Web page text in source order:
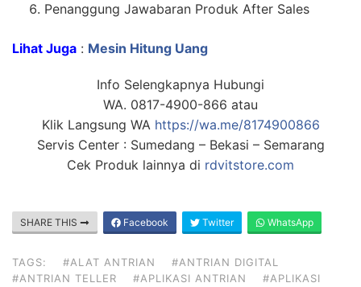
Penanggung Jawabaran Produk After Sales
Lihat Juga : Mesin Hitung Uang
Info Selengkapnya Hubungi
WA. 0817-4900-866 atau
Klik Langsung WA https://wa.me/8174900866
Servis Center : Sumedang – Bekasi – Semarang
Cek Produk lainnya di rdvitstore.com
SHARE THIS Facebook Twitter WhatsApp
TAGS: #ALAT ANTRIAN
#ANTRIAN DIGITAL
#ANTRIAN TELLER
#APLIKASI ANTRIAN
#APLIKASI